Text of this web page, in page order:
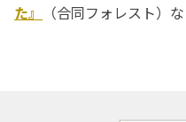
た』
（合同フォレスト）